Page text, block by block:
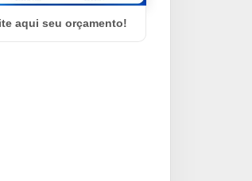
aqui seu orçamento!